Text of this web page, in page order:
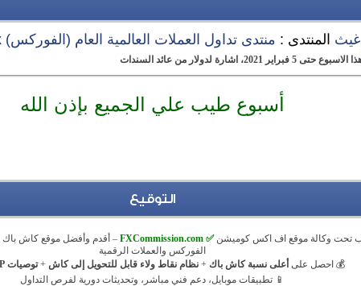
غيث المنتدى : منتدى تداول العملات العالمية العام (الفوركس) Forex
اشارة لدولار من عائد السندات
أسبوع طيب علي الجميع بإذن الله
التوقيع
تحت وكالة موقع اف اكس كوميشن✅ FXCommission.com
– أقدم وأفضل موقع كاش باك
الفوركس والعملات الرقمية
💰 احصل على أعلى نسبة كاش باك +نظام نقاط ولاء قابل للتحويل إلى كاش +توصيات VIP مجانية
📱 تطبيقات موبايل، دعم فني مباشر، وتحديثات دورية لفرص التداول